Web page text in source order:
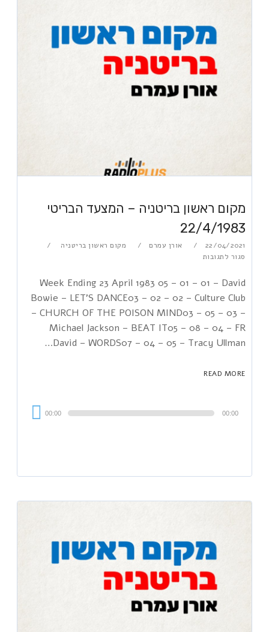
מקום ראשון בריטניה – המצעד הבריטי
22/4/1983
22/04/2021 אורן עמרם
מקום ראשון בריטניה
סגור לתגובות
Week Ending 23 April 1983 05 – 01 – 01 – David
Bowie – LET'S DANCE03 – 02 – 02 – Culture Club
– CHURCH OF THE POISON MIND03 – 05 – 03 –
Michael Jackson – BEAT IT05 – 08 – 04 – FR
David – WORDS07 – 04 – 05 – Tracy Ullman…
READ MORE
00:00 00:00